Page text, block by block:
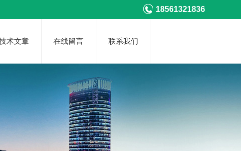
18561321836
术文章 在线留言 联系我们